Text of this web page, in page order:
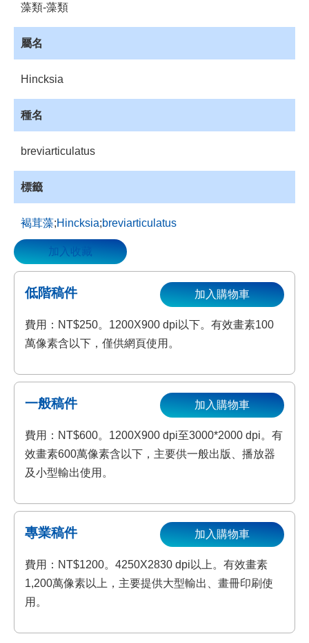
理
源
藏
入
藻類-藻類
屬名
Hincksia
種名
breviarticulatus
標籤
褐茸藻;Hincksia;breviarticulatus
加入收藏
低階稿件
費用：NT$250。1200X900 dpi以下。有效畫素100
萬像素含以下，僅供網頁使用。
加入購物車
一般稿件
費用：NT$600。1200X900 dpi至3000*2000 dpi。有
效畫素600萬像素含以下，主要供一般出版、播放器
及小型輸出使用。
加入購物車
專業稿件
費用：NT$1200。4250X2830 dpi以上。有效畫素
1,200萬像素以上，主要提供大型輸出、畫冊印刷使
用。
加入購物車